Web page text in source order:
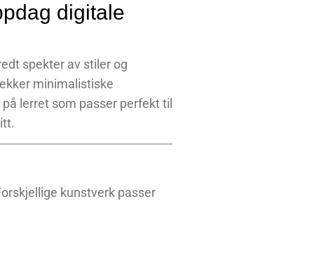
digitale
spekter av stiler og
minimalistiske
lerret som passer perfekt til
kunstverk passer